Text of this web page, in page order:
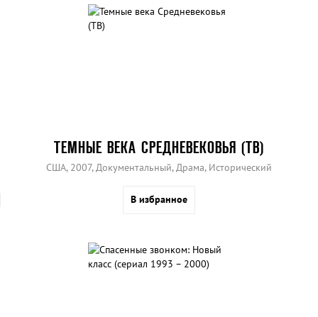
ТЕМНЫЕ ВЕКА СРЕДНЕВЕКОВЬЯ (ТВ)
США, 2007, Документальный, Драма, Исторический
В избранное